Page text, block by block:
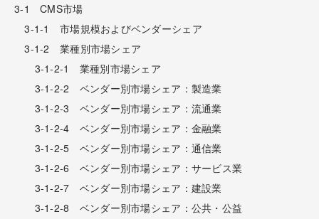
3-1 CMS市場
3-1-1 市場規模およびベンダーシェア
3-1-2 業種別市場シェア
3-1-2-1 業種別市場シェア
3-1-2-2 ベンダー別市場シェア：製造業
3-1-2-3 ベンダー別市場シェア：流通業
3-1-2-4 ベンダー別市場シェア：金融業
3-1-2-5 ベンダー別市場シェア：通信業
3-1-2-6 ベンダー別市場シェア：サービス業
3-1-2-7 ベンダー別市場シェア：建設業
3-1-2-8 ベンダー別市場シェア：公共・公益